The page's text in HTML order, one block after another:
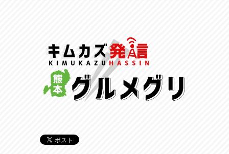
反省会♪
2026/07/27
呑めや喋れや！